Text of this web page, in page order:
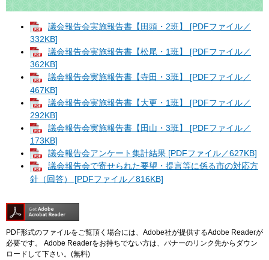
議会報告会実施報告書【田頭・2班】 [PDFファイル／
332KB]
議会報告会実施報告書【松尾・1班】 [PDFファイル／
362KB]
議会報告会実施報告書【寺田・3班】 [PDFファイル／
467KB]
議会報告会実施報告書【大更・1班】 [PDFファイル／
292KB]
議会報告会実施報告書【田山・3班】 [PDFファイル／
173KB]
議会報告会アンケート集計結果 [PDFファイル／627KB]
議会報告会で寄せられた要望・提言等に係る市の対応方
針（回答） [PDFファイル／816KB]
PDF形式のファイルをご覧頂く場合には、Adobe社が提供するAdobe Readerが
必要です。
Adobe Readerをお持ちでない方は、バナーのリンク先からダウン
ロードして下さい。(無料)